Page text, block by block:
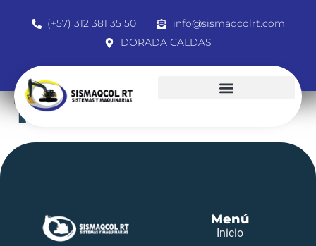
(+57) 312 381 35 50
info@sismaqcolrt.com
DORADA CALDAS
1000157161
Menú
Inicio